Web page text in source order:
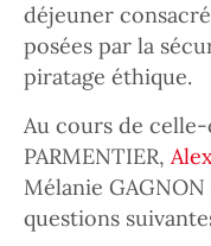
déjeuner
posées par la
piratage éthique.
Au cours de
PARMENTIER,
Mélanie GAGNON
questions